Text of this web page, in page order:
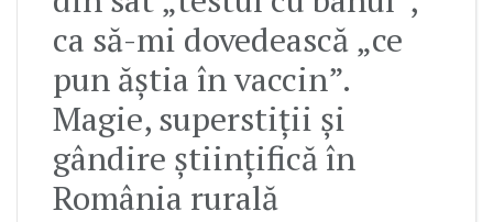
ca să-mi dovedească „ce
pun ăștia în vaccin”.
Magie, superstiții și
gândire științifică în
România rurală